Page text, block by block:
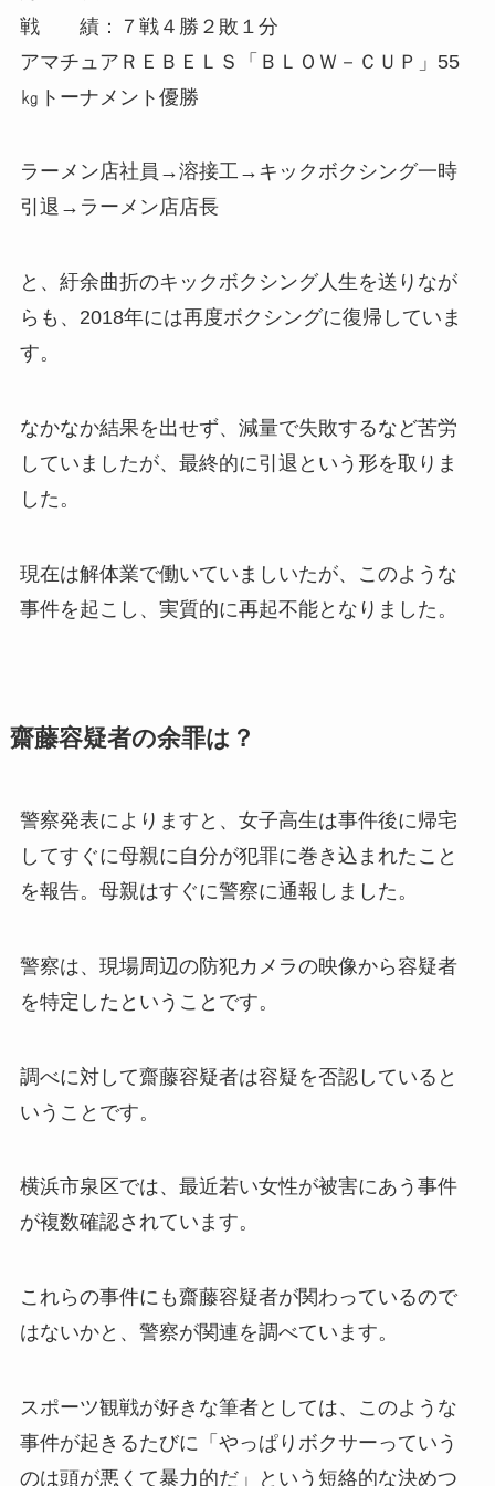
戦 績：７戦４勝２敗１分
アマチュアＲＥＢＥＬＳ「ＢＬＯＷ－ＣＵＰ」55
㎏トーナメント優勝
ラーメン店社員→溶接工→キックボクシング一時
引退→ラーメン店店長
と、紆余曲折のキックボクシング人生を送りなが
らも、2018年には再度ボクシングに復帰していま
す。
なかなか結果を出せず、減量で失敗するなど苦労
していましたが、最終的に引退という形を取りま
した。
現在は解体業で働いていましいたが、このような
事件を起こし、実質的に再起不能となりました。
齋藤容疑者の余罪は？
警察発表によりますと、女子高生は事件後に帰宅
してすぐに母親に自分が犯罪に巻き込まれたこと
を報告。母親はすぐに警察に通報しました。
警察は、現場周辺の防犯カメラの映像から容疑者
を特定したということです。
調べに対して齋藤容疑者は容疑を否認していると
いうことです。
横浜市泉区では、最近若い女性が被害にあう事件
が複数確認されています。
これらの事件にも齋藤容疑者が関わっているので
はないかと、警察が関連を調べています。
スポーツ観戦が好きな筆者としては、このような
事件が起きるたびに「やっぱりボクサーっていう
のは頭が悪くて暴力的だ」という短絡的な決めつ